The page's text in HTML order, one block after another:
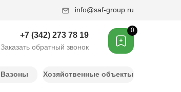
info@saf-group.ru
Заказать обратный звонок
+7 (342) 273 78 19
0
Вазоны Хозяйственные объекты